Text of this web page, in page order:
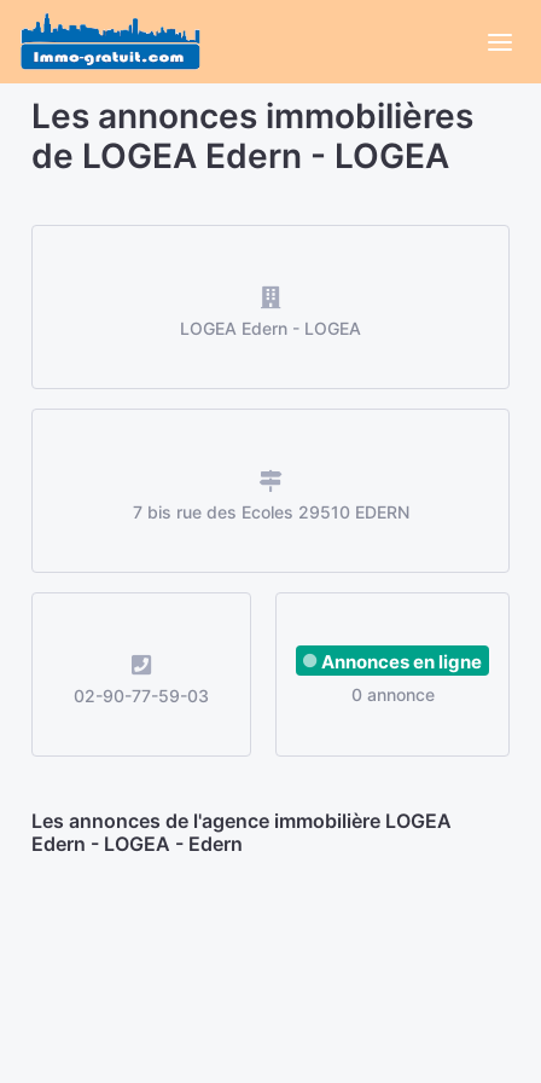
Les annonces immobilières
de LOGEA Edern - LOGEA
LOGEA Edern - LOGEA
7 bis rue des Ecoles 29510 EDERN
02-90-77-59-03
Annonces en ligne
0 annonce
Les annonces de l'agence immobilière LOGEA
Edern - LOGEA - Edern